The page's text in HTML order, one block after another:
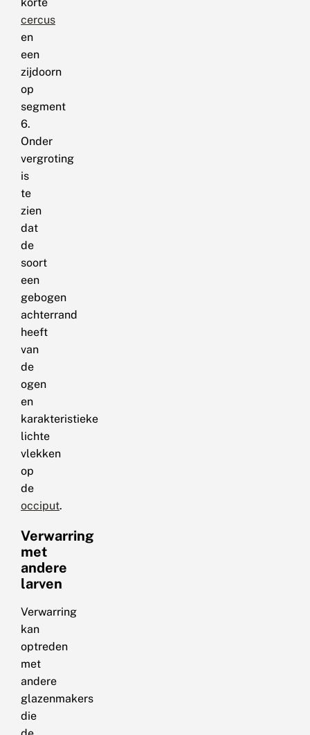
cercus
en
een
zijdoorn
op
segment
6.
Onder
vergroting
is
te
zien
dat
de
soort
een
gebogen
achterrand
heeft
van
de
ogen
en
karakteristieke
lichte
vlekken
op
de
occiput.
Verwarring
met
andere
larven
Verwarring
kan
optreden
met
andere
glazenmakers
die